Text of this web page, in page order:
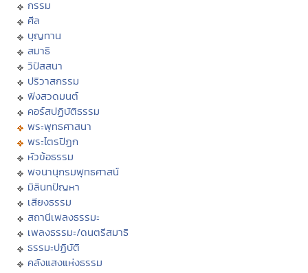
กรรม
ศีล
บุญทาน
สมาธิ
วิปัสสนา
ปริวาสกรรม
ฟังสวดมนต์
คอร์สปฏิบัติธรรม
พระพุทธศาสนา
พระไตรปิฏก
หัวข้อธรรม
พจนานุกรมพุทธศาสน์
มิลินทปัญหา
เสียงธรรม
สถานีเพลงธรรมะ
เพลงธรรมะ/ดนตรีสมาธิ
ธรรมะปฏิบัติ
คลังแสงแห่งธรรม